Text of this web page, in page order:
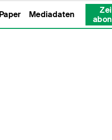
Mediadaten